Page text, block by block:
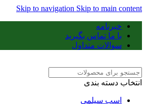
Skip to navigation Skip to main content
خبرنامه
با ما تماس بگیرید
سوالات متداول
انتخاب دسته بندی
اسب سیلمی